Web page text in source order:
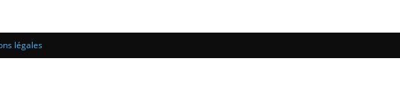
légales